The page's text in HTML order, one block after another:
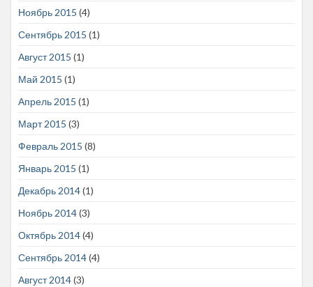
Ноябрь 2015 (4)
Сентябрь 2015 (1)
Август 2015 (1)
Май 2015 (1)
Апрель 2015 (1)
Март 2015 (3)
Февраль 2015 (8)
Январь 2015 (1)
Декабрь 2014(1)
Ноябрь 2014(3)
Октябрь 2014(4)
Сентябрь 2014(4)
Август 2014(3)